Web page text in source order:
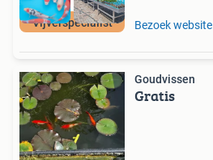
Vijverspecialist Bezoek website
Goudvissen
Gratis